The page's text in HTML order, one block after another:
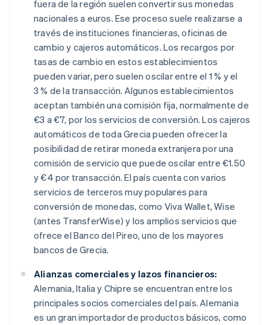
fuera de la región suelen convertir sus monedas
nacionales a euros. Ese proceso suele realizarse a
través de instituciones financieras, oficinas de
cambio y cajeros automáticos. Los recargos por
tasas de cambio en estos establecimientos
pueden variar, pero suelen oscilar entre el 1 % y el
3 % de la transacción. Algunos establecimientos
aceptan también una comisión fija, normalmente de
€3 a €7, por los servicios de conversión. Los cajeros
automáticos de toda Grecia pueden ofrecer la
posibilidad de retirar moneda extranjera por una
comisión de servicio que puede oscilar entre €1.50
y €4 por transacción. El país cuenta con varios
servicios de terceros muy populares para
conversión de monedas, como Viva Wallet, Wise
(antes TransferWise) y los amplios servicios que
ofrece el Banco del Pireo, uno de los mayores
bancos de Grecia.
Alianzas comerciales y lazos financieros:
Alemania, Italia y Chipre se encuentran entre los
principales socios comerciales del país. Alemania
es un gran importador de productos básicos, como